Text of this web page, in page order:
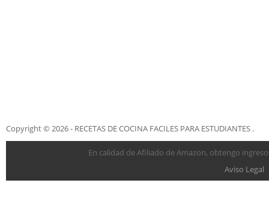
Copyright © 2026 - RECETAS DE COCINA FACILES PARA ESTUDIANTES .
En calidad de Afiliado de Amazon, obtengo
Aviso Legal